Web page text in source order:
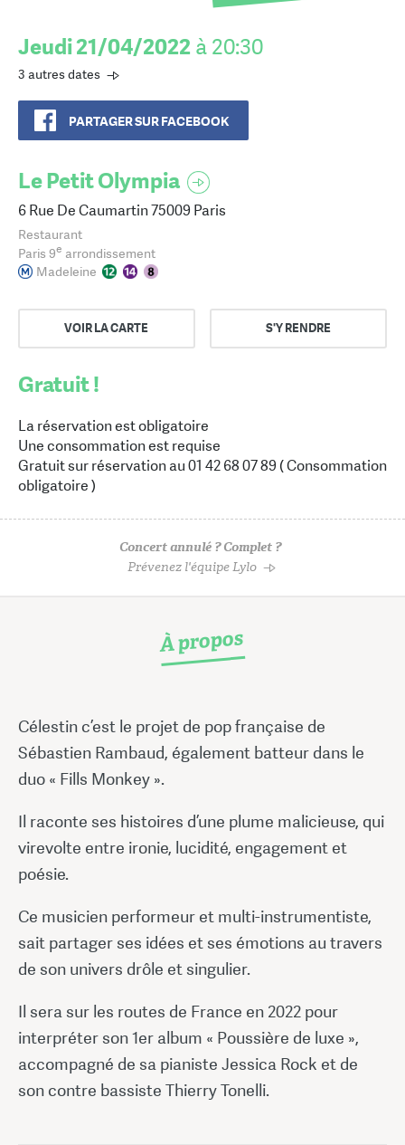
Jeudi 21/04/2022 à 20:30
3 autres dates
PARTAGER SUR FACEBOOK
Le Petit Olympia
6 Rue De Caumartin 75009 Paris
Restaurant
Paris 9e arrondissement
Madeleine
VOIR LA CARTE S'Y RENDRE
Gratuit !
La réservation est obligatoire
Une consommation est requise
Gratuit sur réservation au 01 42 68 07 89 ( Consommation
obligatoire )
Concert annulé ? Complet ?
Prévenez l'équipe Lylo
À propos
Célestin c’est le projet de pop française de
Sébastien Rambaud, également batteur dans le
duo « Fills Monkey ».
Il raconte ses histoires d’une plume malicieuse, qui
virevolte entre ironie, lucidité, engagement et
poésie.
Ce musicien performeur et multi-instrumentiste,
sait partager ses idées et ses émotions au travers
de son univers drôle et singulier.
Il sera sur les routes de France en 2022 pour
interpréter son 1er album « Poussière de luxe »,
accompagné de sa pianiste Jessica Rock et de
son contre bassiste Thierry Tonelli.